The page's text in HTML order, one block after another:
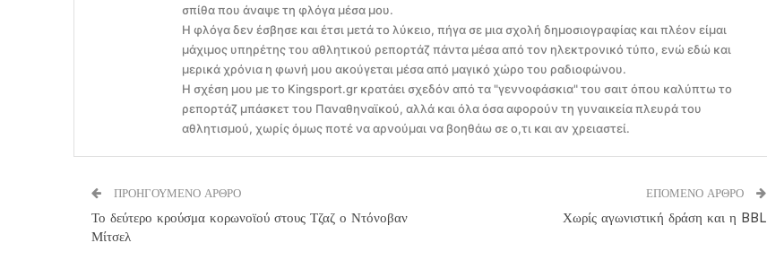
σπίθα που άναψε τη φλόγα μέσα μου.
Η φλόγα δεν έσβησε και έτσι μετά το λύκειο, πήγα σε μια σχολή δημοσιογραφίας και πλέον είμαι
μάχιμος υπηρέτης του αθλητικού ρεπορτάζ πάντα μέσα από τον ηλεκτρονικό τύπο, ενώ εδώ και
μερικά χρόνια η φωνή μου ακούγεται μέσα από μαγικό χώρο του ραδιοφώνου.
Η σχέση μου με το Kingsport.gr κρατάει σχεδόν από τα "γεννοφάσκια" του σαιτ όπου καλύπτω το
ρεπορτάζ μπάσκετ του Παναθηναϊκού, αλλά και όλα όσα αφορούν τη γυναικεία πλευρά του
αθλητισμού, χωρίς όμως ποτέ να αρνούμαι να βοηθάω σε ο,τι και αν χρειαστεί.
ΠΡΟΗΓΟΥΜΕΝΟ ΑΡΘΡΟ
Το δεύτερο κρούσμα κορωνοϊού στους Τζαζ ο Ντόνοβαν
Μίτσελ
ΕΠΟΜΕΝΟ ΑΡΘΡΟ
Χωρίς αγωνιστική δράση και η BBL